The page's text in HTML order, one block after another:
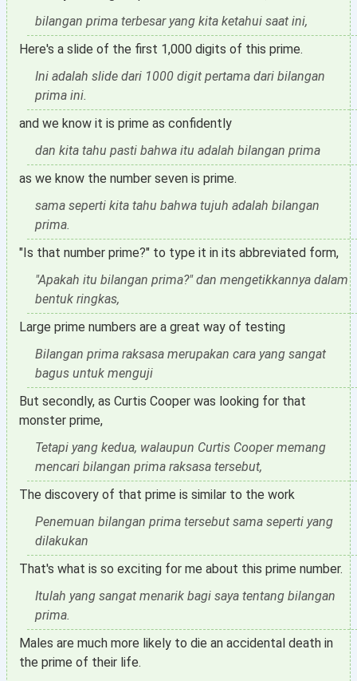
bilangan prima terbesar yang kita ketahui saat ini,
Here's a slide of the first 1,000 digits of this prime.
Ini adalah slide dari 1000 digit pertama dari bilangan
prima ini.
and we know it is prime as confidently
dan kita tahu pasti bahwa itu adalah bilangan prima
as we know the number seven is prime.
sama seperti kita tahu bahwa tujuh adalah bilangan
prima.
"Is that number prime?" to type it in its abbreviated form,
"Apakah itu bilangan prima?" dan mengetikkannya dalam
bentuk ringkas,
Large prime numbers are a great way of testing
Bilangan prima raksasa merupakan cara yang sangat
bagus untuk menguji
But secondly, as Curtis Cooper was looking for that
monster prime,
Tetapi yang kedua, walaupun Curtis Cooper memang
mencari bilangan prima raksasa tersebut,
The discovery of that prime is similar to the work
Penemuan bilangan prima tersebut sama seperti yang
dilakukan
That's what is so exciting for me about this prime number.
Itulah yang sangat menarik bagi saya tentang bilangan
prima.
Males are much more likely to die an accidental death in
the prime of their life.